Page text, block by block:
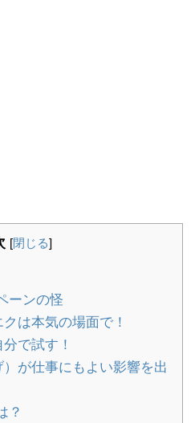
[閉じる]
ーンの怪
は本気の場面で！
で試す！
が仕事にもよい影響を出
？